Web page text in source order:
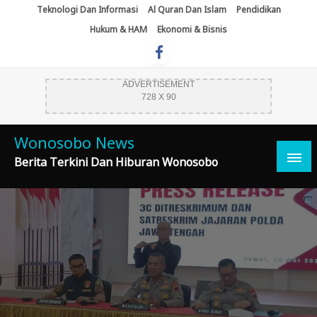
Teknologi Dan Informasi Al Quran Dan Islam
Pendidikan
Hukum & HAM
Ekonomi & Bisnis
ADVERTISEMENT
728 X 90
Wonosobo News
Berita Terkini Dan Hiburan Wonosobo